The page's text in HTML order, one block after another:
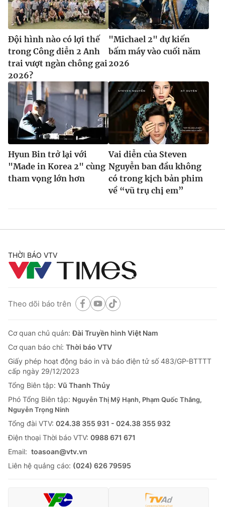
Đội hình nào có lợi thế
trong Công diễn 2 Anh
trai vượt ngàn chông gai
2026?
"Michael 2" dự kiến
bấm máy vào cuối năm
2026
Hyun Bin trở lại với
"Made in Korea 2" cùng
tham vọng lớn hơn
Vai diễn của Steven
Nguyễn ban đầu không
có trong kịch bản phim
về “vũ trụ chị em”
THỜI BÁO VTV
Theo dõi báo trên
Cơ quan chủ quản:Đài Truyền hình Việt Nam
Cơ quan báo chí: Thời báo VTV
Giấy phép hoạt động báo in và báo điện tử số 483/GP-BTTTT
cấp ngày 29/12/2023
Tổng Biên tập: Vũ Thanh Thủy
Phó Tổng Biên tập: Nguyễn Thị Mỹ Hạnh, Phạm Quốc Thắng,
Nguyễn Trọng Ninh
Tổng đài VTV: 024.38 355 931 - 024.38 355 932
Ðiện thoại Thời báo VTV: 0988 671 671
Email: toasoan@vtv.vn
Liên hệ quảng cáo: (024) 626 79595